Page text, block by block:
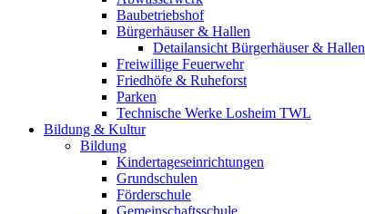
Baubetriebshof
Bürgerhäuser & Hallen
Detailansicht Bürgerhäuser & Hallen
Freiwillige Feuerwehr
Friedhöfe & Ruheforst
Parken
Technische Werke Losheim TWL
Bildung & Kultur
Bildung
Kindertageseinrichtungen
Grundschulen
Förderschule
Gemeinschaftsschule